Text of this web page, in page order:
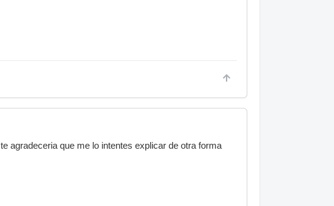
te agradeceria que me lo intentes explicar de otra forma